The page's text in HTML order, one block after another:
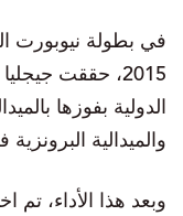
في بطولة نيوبورت
2015، حققت
الدولية بفوزها
والميدالية البرونزية في سباق 500
وبعد هذا الأداء، تم